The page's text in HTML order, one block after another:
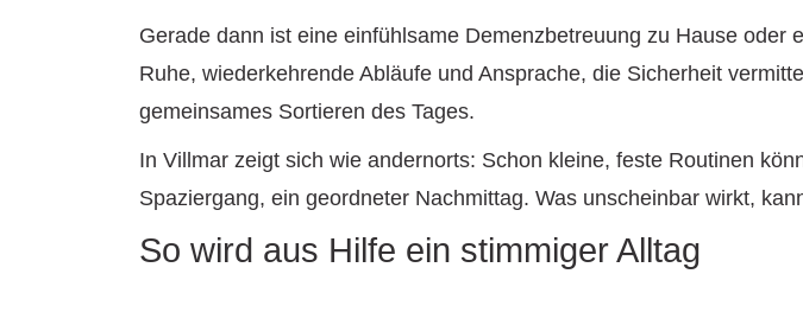
Gerade dann ist eine einfühlsame Demenzbetreuung zu Hause
Ruhe, wiederkehrende Abläufe und Ansprache, die Sicherheit
gemeinsames Sortieren des Tages.
In Villmar zeigt sich wie andernorts: Schon kleine, feste Routinen
Spaziergang, ein geordneter Nachmittag. Was unscheinbar wirkt,
So wird aus Hilfe ein stimmiger Alltag